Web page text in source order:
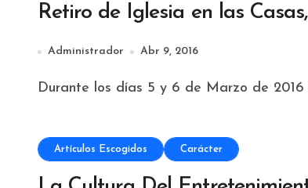
Retiro de Iglesia en las
Administrador Abr 9, 2016
Durante los días 5 y 6 de Marzo de
Artículos Escogidos Carácter